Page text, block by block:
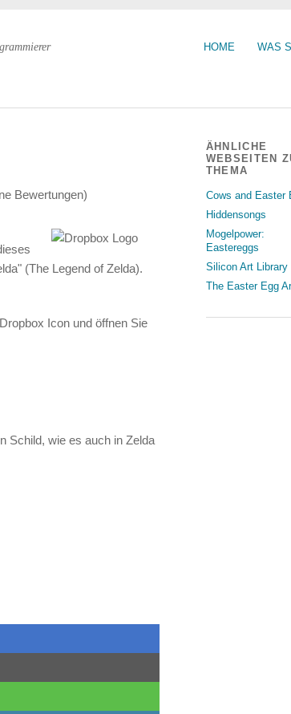
HOME WAS
Bewertungen)
(The Legend of Zelda).
Icon und öffnen Sie
Schild, wie es auch in Zelda
ÄHNLICHE
WEBSEITEN
THEMA
Cows and Easter
Hiddensongs
Mogelpower:
Eastereggs
Silicon Art Library
The Easter Egg